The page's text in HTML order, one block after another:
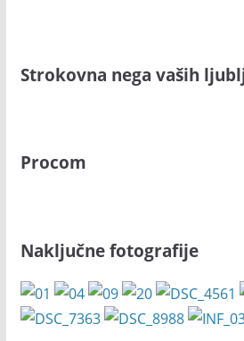
Strokovna nega vaših
Procom
Naključne fotografije